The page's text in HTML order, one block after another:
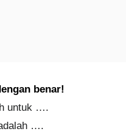
benar!
untuk ….
….